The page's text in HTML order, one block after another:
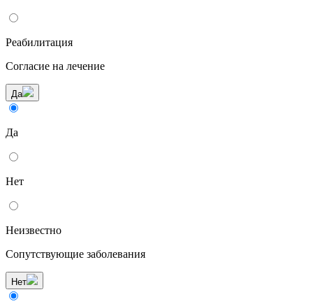
Реабилитация
Согласие на лечение
Да
Да
Нет
Неизвестно
Сопутствующие заболевания
Нет